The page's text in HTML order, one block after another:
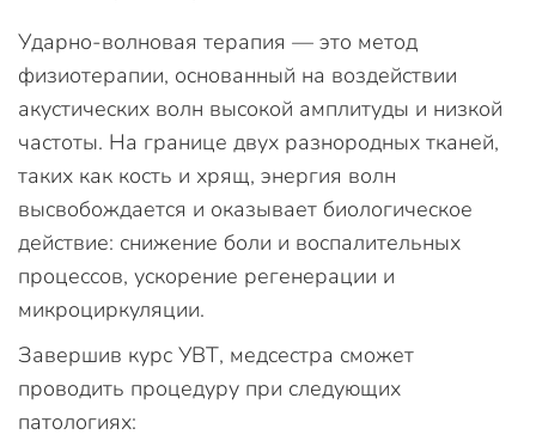
Ударно-волновая терапия — это метод
физиотерапии, основанный на воздействии
акустических волн высокой амплитуды и низкой
частоты. На границе двух разнородных тканей,
таких как кость и хрящ, энергия волн
высвобождается и оказывает биологическое
действие: снижение боли и воспалительных
процессов, ускорение регенерации и
микроциркуляции.
Завершив курс УВТ, медсестра сможет
проводить процедуру при следующих
патологиях: